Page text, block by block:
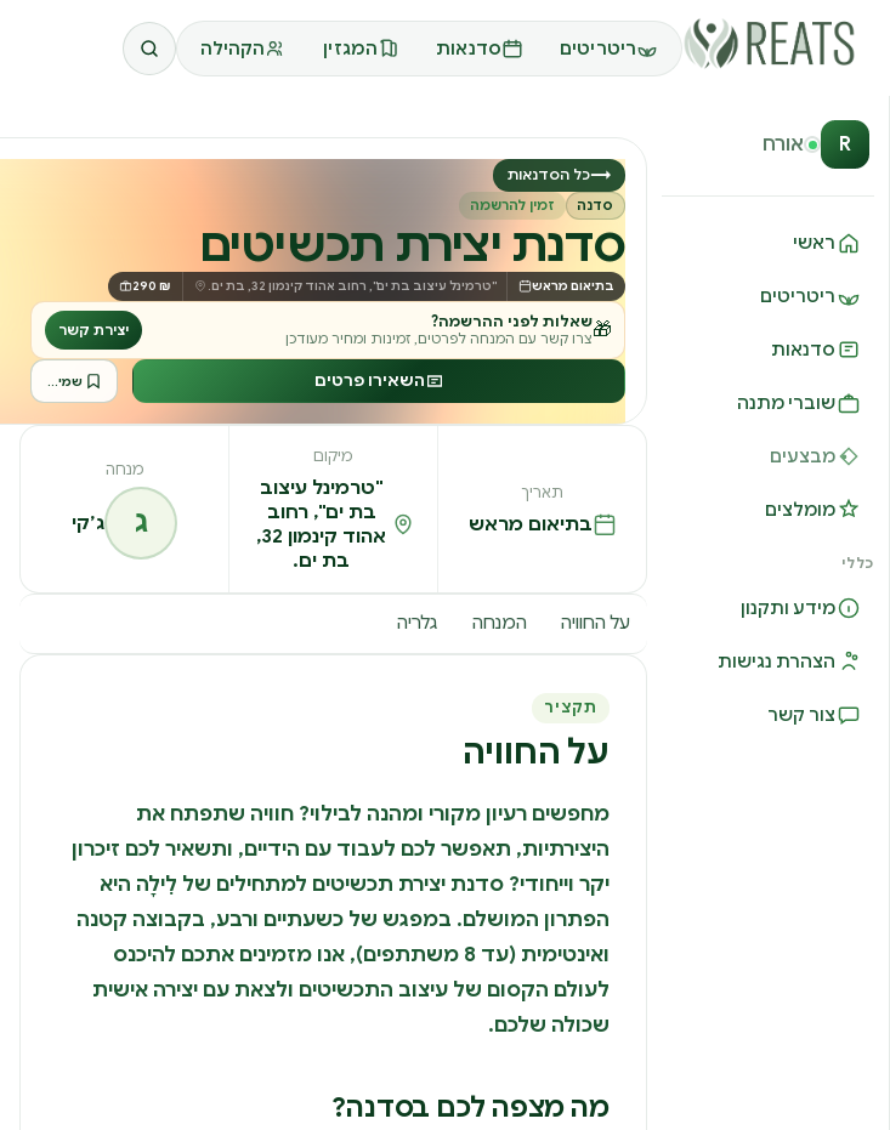
ריטריטים סדנאות המגזין הקהילה
R אורח
ראשי
ריטריטים
סדנאות
שוברי מתנה
מבצעים
מומלצים
כללי
מידע ותקנון
הצהרת נגישות
צור קשר
→כל הסדנאות
סדנה
זמין להרשמה
סדנת יצירת תכשיטים
בתיאום מראש "טרמינל עיצוב בת ים", רחוב אהוד קינמון 32, בת ים. ₪ 290
🎁שאלות לפני ההרשמה?
צרו קשר עם המנחה לפרטים, זמינות ומחיר מעודכן
יצירת קשר
השאירו פרטים שמירה לרשימה
תאריך
בתיאום מראש
מיקום
"טרמינל עיצוב
בת ים", רחוב
אהוד קינמון 32,
בת ים.
מנחה
ג ג׳קי
על החוויה המנחה גלריה
תקציר
על החוויה
מחפשים רעיון מקורי ומהנה לבילוי? חוויה שתפתח את
היצירתיות, תאפשר לכם לעבוד עם הידיים, ותשאיר לכם זיכרון
יקר וייחודי? סדנת יצירת תכשיטים למתחילים של לִילָה היא
הפתרון המושלם. במפגש של כשעתיים ורבע, בקבוצה קטנה
ואינטימית (עד 8 משתתפים), אנו מזמינים אתכם להיכנס
לעולם הקסום של עיצוב התכשיטים ולצאת עם יצירה אישית
שכולה שלכם.
מה מצפה לכם בסדנה?